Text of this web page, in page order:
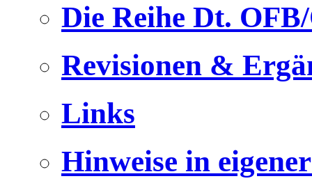
Die Reihe Dt.
Revisionen &
Links
Hinweise in